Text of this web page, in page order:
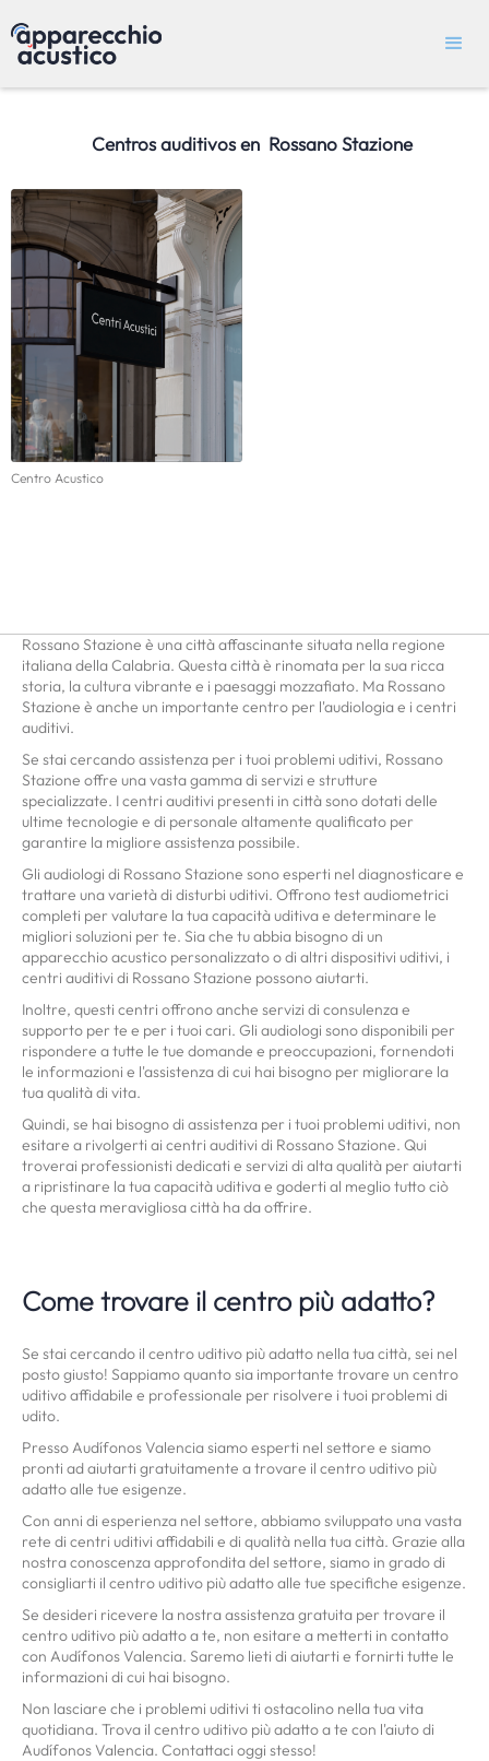
Centros auditivos en Rossano Stazione
Centro Acustico
Rossano Stazione è una città affascinante situata nella regione
italiana della Calabria. Questa città è rinomata per la sua ricca
storia, la cultura vibrante e i paesaggi mozzafiato. Ma Rossano
Stazione è anche un importante centro per l'audiologia e i centri
auditivi.
Se stai cercando assistenza per i tuoi problemi uditivi, Rossano
Stazione offre una vasta gamma di servizi e strutture
specializzate. I centri auditivi presenti in città sono dotati delle
ultime tecnologie e di personale altamente qualificato per
garantire la migliore assistenza possibile.
Gli audiologi di Rossano Stazione sono esperti nel diagnosticare e
trattare una varietà di disturbi uditivi. Offrono test audiometrici
completi per valutare la tua capacità uditiva e determinare le
migliori soluzioni per te. Sia che tu abbia bisogno di un
apparecchio acustico personalizzato o di altri dispositivi uditivi, i
centri auditivi di Rossano Stazione possono aiutarti.
Inoltre, questi centri offrono anche servizi di consulenza e
supporto per te e per i tuoi cari. Gli audiologi sono disponibili per
rispondere a tutte le tue domande e preoccupazioni, fornendoti
le informazioni e l'assistenza di cui hai bisogno per migliorare la
tua qualità di vita.
Quindi, se hai bisogno di assistenza per i tuoi problemi uditivi, non
esitare a rivolgerti ai centri auditivi di Rossano Stazione. Qui
troverai professionisti dedicati e servizi di alta qualità per aiutarti
a ripristinare la tua capacità uditiva e goderti al meglio tutto ciò
che questa meravigliosa città ha da offrire.
Come trovare il centro più adatto?
Se stai cercando il centro uditivo più adatto nella tua città, sei nel
posto giusto! Sappiamo quanto sia importante trovare un centro
uditivo affidabile e professionale per risolvere i tuoi problemi di
udito.
Presso Audífonos Valencia siamo esperti nel settore e siamo
pronti ad aiutarti gratuitamente a trovare il centro uditivo più
adatto alle tue esigenze.
Con anni di esperienza nel settore, abbiamo sviluppato una vasta
rete di centri uditivi affidabili e di qualità nella tua città. Grazie alla
nostra conoscenza approfondita del settore, siamo in grado di
consigliarti il centro uditivo più adatto alle tue specifiche esigenze.
Se desideri ricevere la nostra assistenza gratuita per trovare il
centro uditivo più adatto a te, non esitare a metterti in contatto
con Audífonos Valencia. Saremo lieti di aiutarti e fornirti tutte le
informazioni di cui hai bisogno.
Non lasciare che i problemi uditivi ti ostacolino nella tua vita
quotidiana. Trova il centro uditivo più adatto a te con l'aiuto di
Audífonos Valencia. Contattaci oggi stesso!